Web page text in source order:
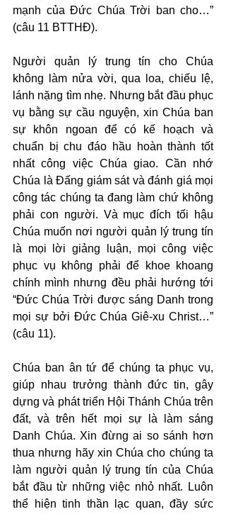
mạnh của Đức Chúa Trời ban cho…”
(câu 11 BTTHĐ).
Người quản lý trung tín cho Chúa
không làm nửa vời, qua loa, chiếu lệ,
lánh nặng tìm nhẹ. Nhưng bắt đầu phục
vụ bằng sự cầu nguyện, xin Chúa ban
sự khôn ngoan để có kế hoạch và
chuẩn bị chu đáo hầu hoàn thành tốt
nhất công việc Chúa giao. Cần nhớ
Chúa là Đấng giám sát và đánh giá mọi
công tác chúng ta đang làm chứ không
phải con người. Và mục đích tối hậu
Chúa muốn nơi người quản lý trung tín
là mọi lời giảng luận, mọi công việc
phục vụ không phải để khoe khoang
chính mình nhưng đều phải hướng tới
“Đức Chúa Trời được sáng Danh trong
mọi sự bởi Đức Chúa Giê-xu Christ…”
(câu 11).
Chúa ban ân tứ để chúng ta phục vụ,
giúp nhau trưởng thành đức tin, gây
dựng và phát triển Hội Thánh Chúa trên
đất, và trên hết mọi sự là làm sáng
Danh Chúa. Xin đừng ai so sánh hơn
thua nhưng hãy xin Chúa cho chúng ta
làm người quản lý trung tín của Chúa
bắt đầu từ những việc nhỏ nhất. Luôn
thể hiện tinh thần lạc quan, đầy sức